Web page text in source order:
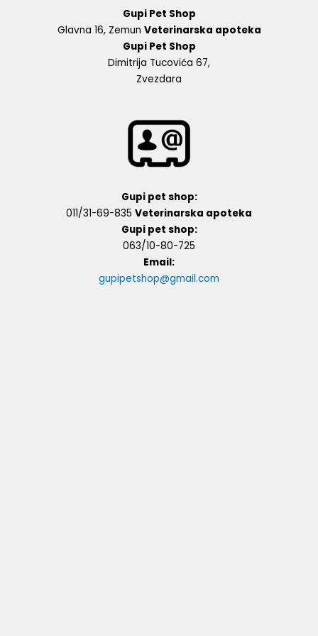
Gupi Pet Shop
Glavna 16, Zemun Veterinarska apoteka
Gupi Pet Shop
Dimitrija Tucovića 67,
Zvezdara
Gupi pet shop:
011/31-69-835 Veterinarska apoteka
Gupi pet shop:
063/10-80-725
Email:
gupipetshop@gmail.com